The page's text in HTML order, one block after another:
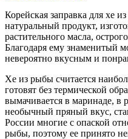
Корейская заправка для хе
натуральный продукт,
растительного масла,
Благодаря ему знаменитый
невероятно вкусным и
Хе из рыбы считается
готовят без термической
вымачивается в маринаде, в
необычный пряный вкус,
России многие с опаской
рыбы, поэтому ее принято